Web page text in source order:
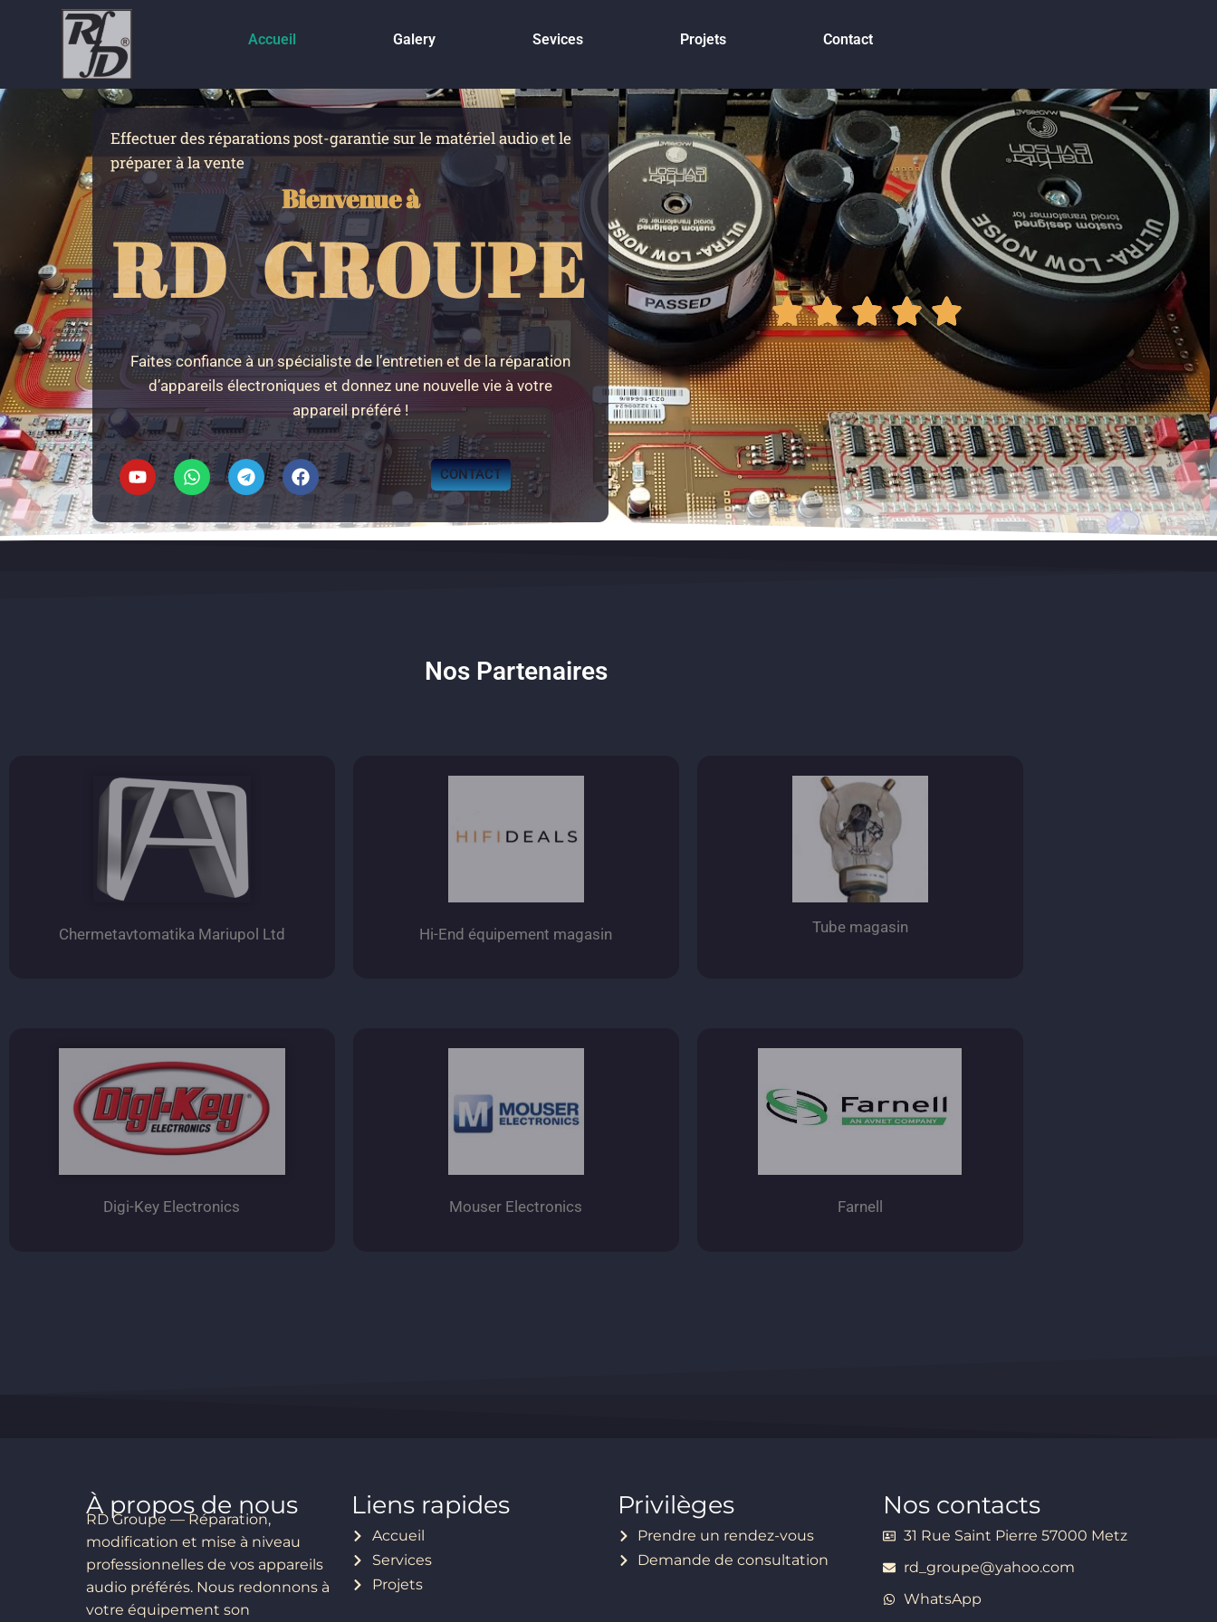
Accueil Galery Sevices Projets Contact
Effectuer des réparations post-garantie sur le matériel audio et le
préparer à la vente
Bienvenue à
RD GROUPE
Faites confiance à un spécialiste de l’entretien et de la réparation
d’appareils électroniques et donnez une nouvelle vie à votre
appareil préféré !
CONTACT
Nos Partenaires
Chermetavtomatika Mariupol Ltd Hi-End équipement magasin Tube magasin
Digi-Key Electronics Mouser Electronics Farnell
À propos de nous
RD Groupe — Réparation,
modification et mise à niveau
professionnelles de vos appareils
audio préférés. Nous redonnons à
votre équipement son
Liens rapides
Accueil
Services
Projets
Privilèges
Prendre un rendez-vous
Demande de consultation
Nos contacts
31 Rue Saint Pierre 57000 Metz
rd_groupe@yahoo.com
WhatsApp